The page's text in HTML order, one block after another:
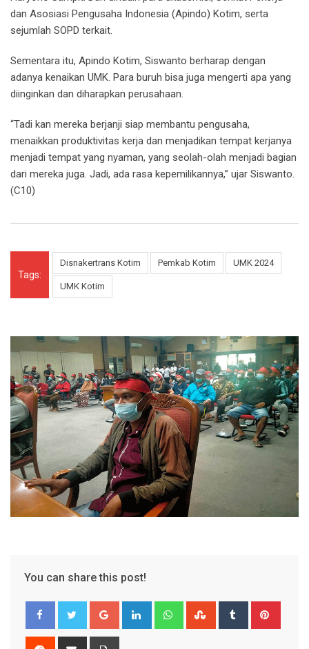
dan Asosiasi Pengusaha Indonesia (Apindo) Kotim, serta
sejumlah SOPD terkait.
Sementara itu, Apindo Kotim, Siswanto berharap dengan
adanya kenaikan UMK. Para buruh bisa juga mengerti apa yang
diinginkan dan diharapkan perusahaan.
“Tadi kan mereka berjanji siap membantu pengusaha,
menaikkan produktivitas kerja dan menjadikan tempat kerjanya
menjadi tempat yang nyaman, yang seolah-olah menjadi bagian
dari mereka juga. Jadi, ada rasa kepemilikannya,” ujar Siswanto.
(C10)
Tags:
Disnakertrans Kotim Pemkab Kotim UMK 2024
UMK Kotim
You can share this post!
Google+ LinkedIn WhatsappStumbleUpon
Tumblr
Reddit
Share